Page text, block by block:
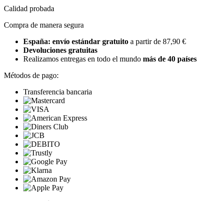
Calidad probada
Compra de manera segura
España: envío estándar gratuito a partir de 87,90 €
Devoluciones gratuitas
Realizamos entregas en todo el mundo más de 40 países
Métodos de pago:
Transferencia bancaria